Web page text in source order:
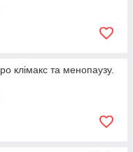
клімакс та менопаузу.